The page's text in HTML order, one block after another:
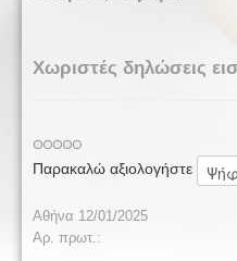
Χωριστές δηλώσεις
Παρακαλώ αξιολογήστε
Αθήνα 12/01/2025
Αρ. πρωτ.: